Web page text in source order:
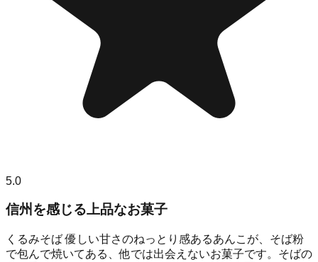
5.0
信州を感じる上品なお菓子
くるみそば 優しい甘さのねっとり感あるあんこが、そば粉
で包んで焼いてある、他では出会えないお菓子です。そばの